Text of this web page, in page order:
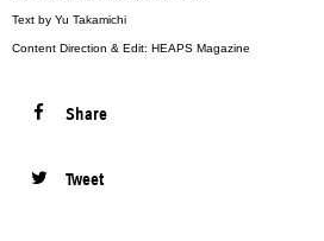
Text by Yu Takamichi
Content Direction & Edit: HEAPS Magazine
Share
Tweet